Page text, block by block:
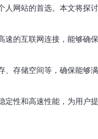
网站的首选。本文将探
的互联网连接，能够确
存储空间等，确保能够
性和高速性能，为用户